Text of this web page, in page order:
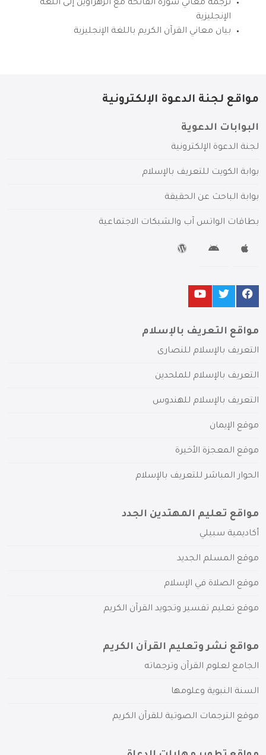
ترجمة معاني سورة الفاتحة مع الزهراوين إلى اللغة
الإنجليزية
بيان معاني القرآن الكريم باللغة الإنجليزية
مواقع لجنة الدعوة الإلكترونية
البوابات الدعوية
لجنة الدعوة الإلكترونية
بوابة الكويت للتعريف بالإسلام
بوابة الباحث عن الحقيقة
بطاقات الواتس آب والشبكات الاجتماعية
مواقع التعريف بالإسلام
التعريف بالإسلام للنصارى
التعريف بالإسلام للملحدين
التعريف بالإسلام للهندوس
موقع الإيمان
موقع المعجزة الأخيرة
الحوار المباشر للتعريف بالإسلام
مواقع تعليم المهتدين الجدد
أكاديمية سبيلي
موقع المسلم الجديد
موقع الصلاة في الإسلام
موقع تعليم تفسير وتجويد القرآن الكريم
مواقع نشر وتعليم القرآن الكريم
الجامع لعلوم القرآن وترجماته
السنة النبوية وعلومها
موقع الترجمات الصوتية للقرآن الكريم